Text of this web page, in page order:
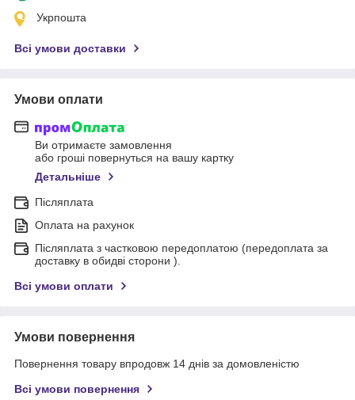
Укрпошта
Всі умови доставки
Умови оплати
Ви отримаєте замовлення
або гроші повернуться на вашу картку
Детальніше
Післяплата
Оплата на рахунок
Післяплата з частковою передоплатою (передоплата за
доставку в обидві сторони ).
Всі умови оплати
Умови повернення
Повернення товару впродовж 14 днів за домовленістю
Всі умови повернення